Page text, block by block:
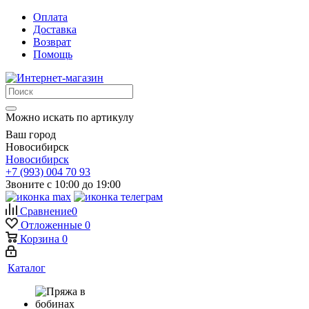
Оплата
Доставка
Возврат
Помощь
Можно искать по артикулу
Ваш город
Новосибирск
Новосибирск
+7 (993) 004 70 93
Звоните с 10:00 до 19:00
Сравнение0
Отложенные 0
Корзина 0
Каталог